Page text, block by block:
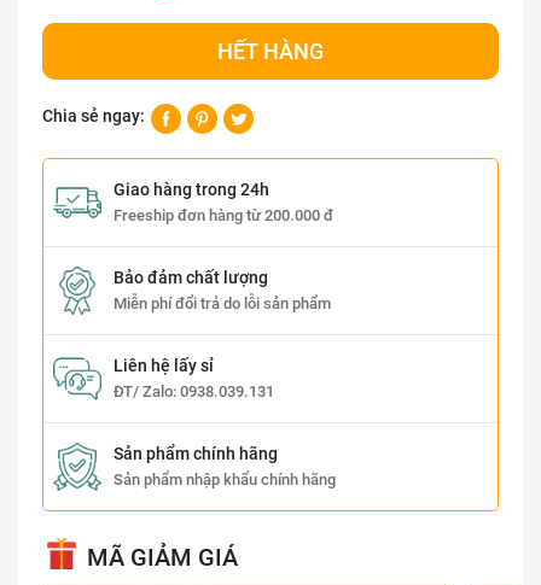
HẾT HÀNG
Chia sẻ ngay:
Giao hàng trong 24h
Freeship đơn hàng từ 200.000 đ
Bảo đảm chất lượng
Miễn phí đổi trả do lỗi sản phẩm
Liên hệ lấy sỉ
ĐT/ Zalo: 0938.039.131
Sản phẩm chính hãng
Sản phẩm nhập khẩu chính hãng
MÃ GIẢM GIÁ